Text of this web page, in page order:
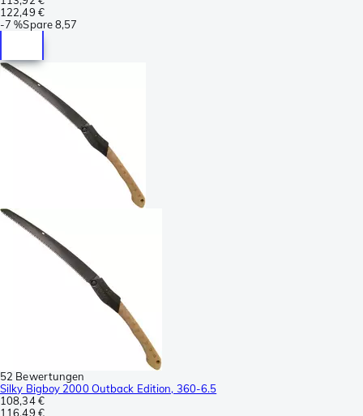
122,49 €
-7 %Spare8,57
52 Bewertungen
Silky Bigboy 2000 Outback Edition, 360-6.5
108,34 €
116,49 €